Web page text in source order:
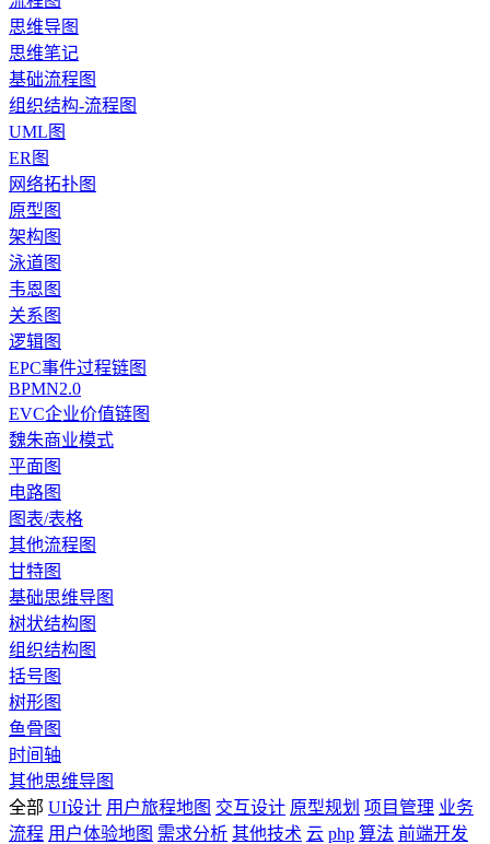
思维导图
思维笔记
基础流程图
组织结构-流程图
UML图
ER图
网络拓扑图
原型图
架构图
泳道图
韦恩图
关系图
逻辑图
EPC事件过程链图
BPMN2.0
EVC企业价值链图
魏朱商业模式
平面图
电路图
图表/表格
其他流程图
甘特图
基础思维导图
树状结构图
组织结构图
括号图
树形图
鱼骨图
时间轴
其他思维导图
全部 UI设计 用户旅程地图 交互设计 原型规划 项目管理 业务
流程 用户体验地图 需求分析 其他技术 云 php 算法 前端开发